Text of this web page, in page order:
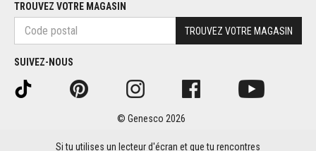
TROUVEZ VOTRE MAGASIN
TROUVEZ VOTRE MAGASIN
SUIVEZ-NOUS
© Genesco 2026
Si tu utilises un lecteur d'écran et que tu rencontres